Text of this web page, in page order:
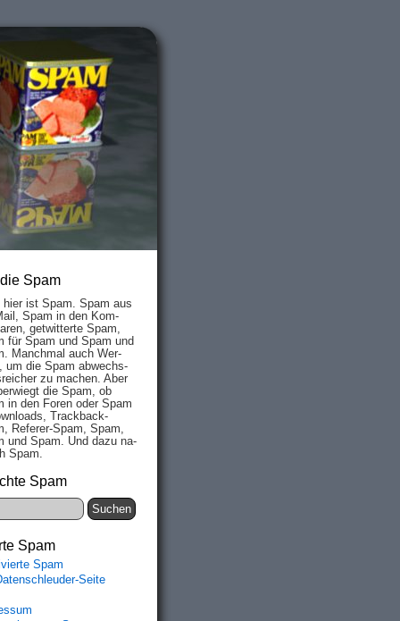
Spam
hier ist Spam. Spam aus
Spam in den Kom­
ge­twit­ter­te Spam,
für Spam und Spam und
Manch­mal auch Wer­
um die Spam ab­wechs­
zu mach­en. Aber
die Spam, ob
in den Fo­ren oder Spam
Track­back-
Re­fe­rer-Spam, Spam,
und Spam. Und da­zu na­
Spam.
Spam
Spam
Spam
Seite